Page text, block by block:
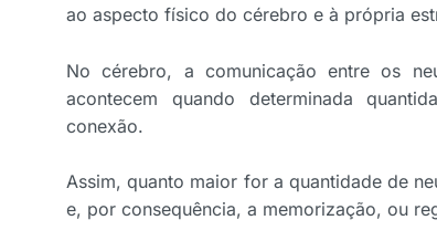
ao aspecto físico do cérebro e à própria
No cérebro, a comunicação entre os
acontecem quando determinada
conexão.
Assim, quanto maior for a quantidade de
e, por consequência, a memorização, ou